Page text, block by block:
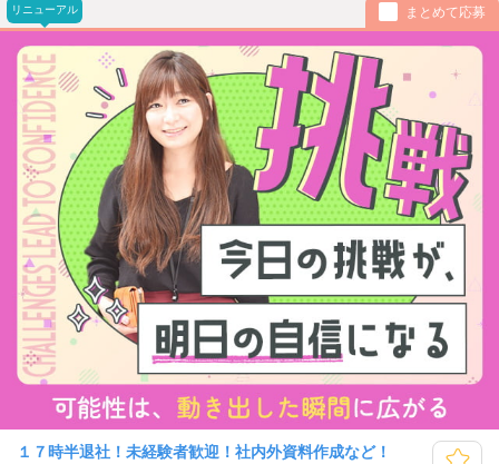
リニューアル まとめて応募
１７時半退社！未経験者歓迎！社内外資料作成など！